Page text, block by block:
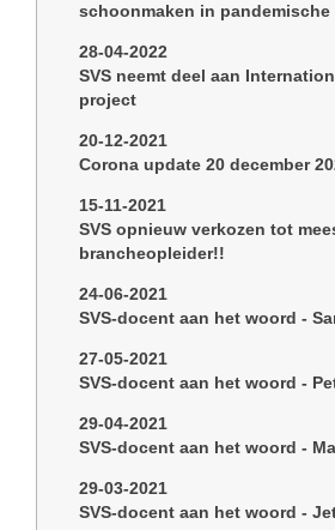
schoonmaken in
28-04-2022
SVS neemt deel aan
project
20-12-2021
Corona update 20 december
15-11-2021
SVS opnieuw verkozen tot
brancheopleider!!
24-06-2021
SVS-docent aan het woord -
27-05-2021
SVS-docent aan het woord -
29-04-2021
SVS-docent aan het woord -
29-03-2021
SVS-docent aan het woord -